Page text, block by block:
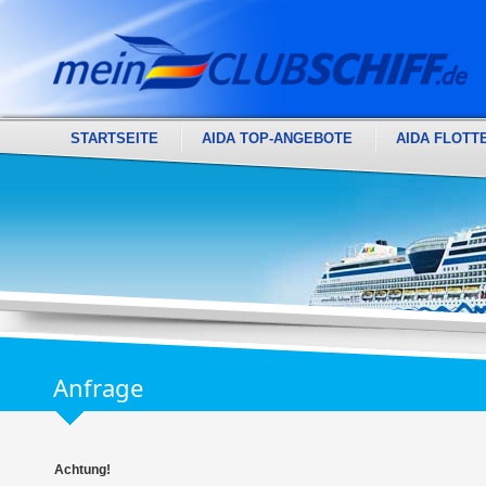
STARTSEITE AIDA TOP-ANGEBOTE AIDA
Anfrage
Achtung!